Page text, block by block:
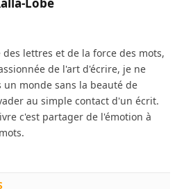
des lettres et de la force des mots,
de l'art d'écrire, je ne
un monde sans la beauté de
au simple contact d'un écrit.
c'est partager de l'émotion à